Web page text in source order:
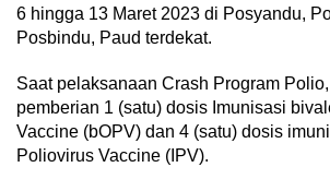
6 hingga 13 Maret 2023 di Posyandu,
Posbindu, Paud terdekat.
Saat pelaksanaan Crash Program
pemberian 1 (satu) dosis Imunisasi
Vaccine (bOPV) dan 4 (satu) dosis
Poliovirus Vaccine (IPV).